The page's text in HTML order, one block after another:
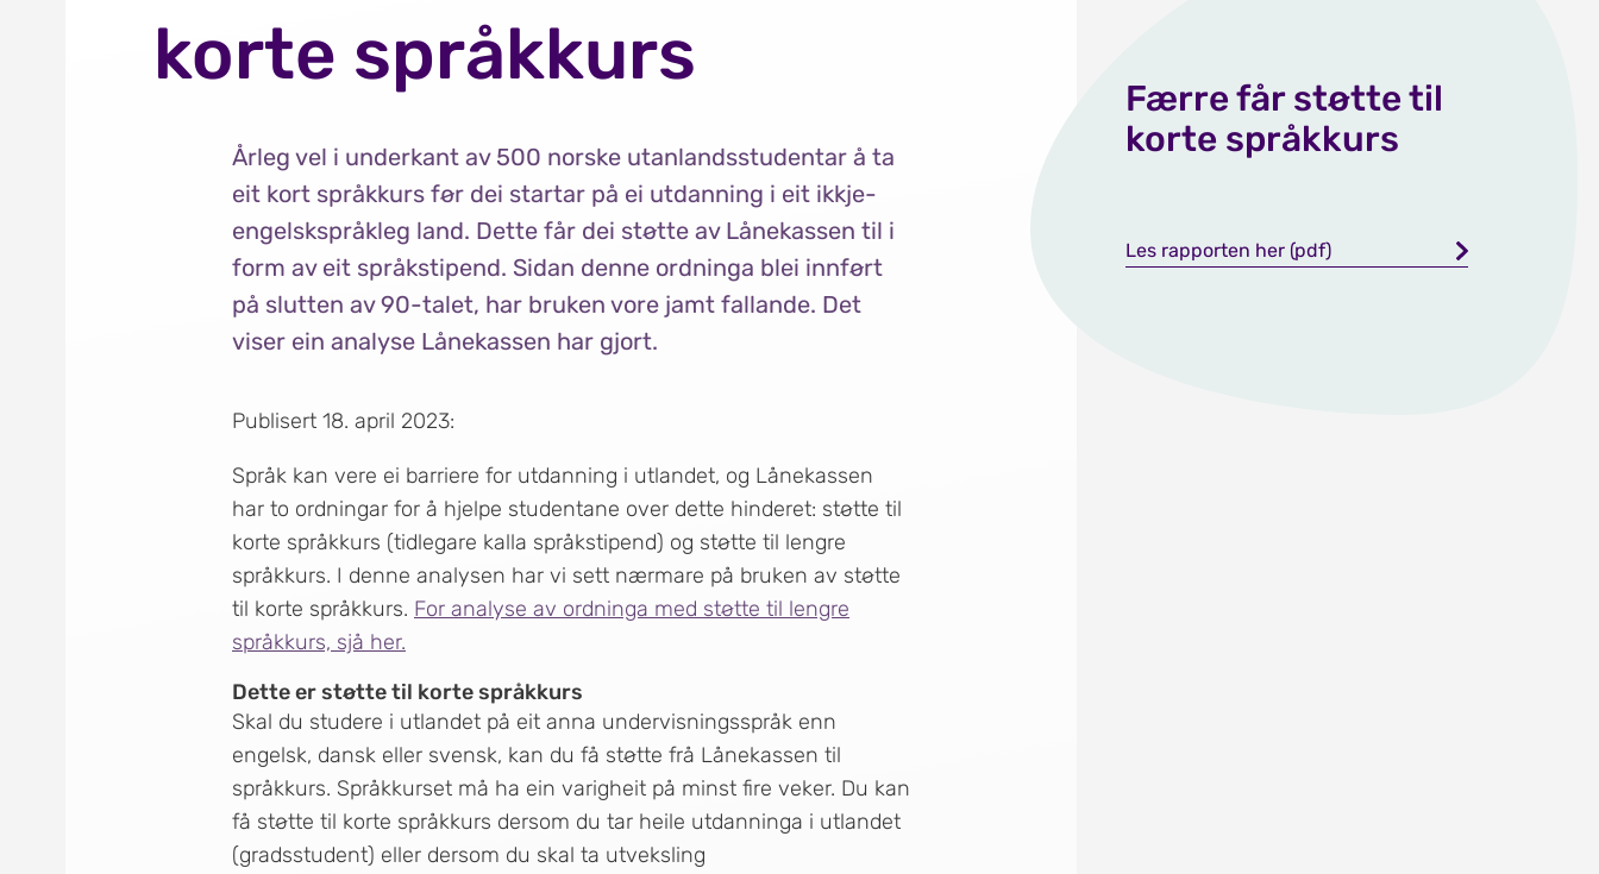
korte språkkurs
Årleg vel i underkant av 500 norske utanlandsstudentar å ta
eit kort språkkurs før dei startar på ei utdanning i eit ikkje-
engelskspråkleg land. Dette får dei støtte av Lånekassen til i
form av eit språkstipend. Sidan denne ordninga blei innført
på slutten av 90-talet, har bruken vore jamt fallande. Det
viser ein analyse Lånekassen har gjort.
Publisert 18. april 2023:
Språk kan vere ei barriere for utdanning i utlandet, og Lånekassen
har to ordningar for å hjelpe studentane over dette hinderet: støtte til
korte språkkurs (tidlegare kalla språkstipend) og støtte til lengre
språkkurs. I denne analysen har vi sett nærmare på bruken av støtte
til korte språkkurs. For analyse av ordninga med støtte til lengre
språkkurs, sjå her.
Dette er støtte til korte språkkurs
Skal du studere i utlandet på eit anna undervisningsspråk enn
engelsk, dansk eller svensk, kan du få støtte frå Lånekassen til
språkkurs. Språkkurset må ha ein varigheit på minst fire veker. Du kan
få støtte til korte språkkurs dersom du tar heile utdanninga i utlandet
(gradsstudent) eller dersom du skal ta utveksling
Færre får støtte til
korte språkkurs
Les rapporten her (pdf)